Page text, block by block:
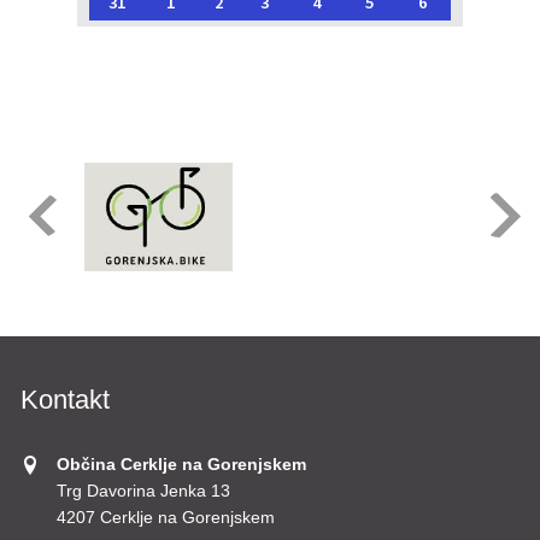
Kontakt
Občina Cerklje na Gorenjskem
Trg Davorina Jenka 13
4207 Cerklje na Gorenjskem